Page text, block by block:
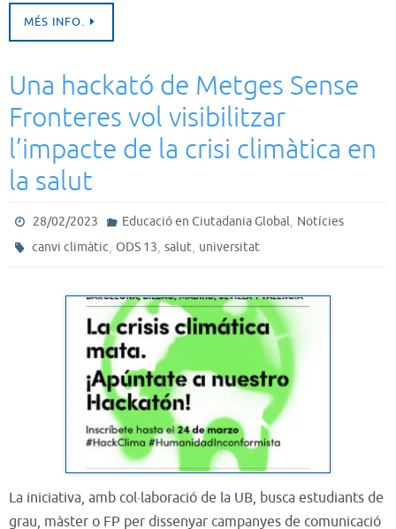
MÉS INFO.
Una hackató de Metges Sense
Fronteres vol visibilitzar
l’impacte de la crisi climàtica en
la salut
28/02/2023 Educació en Ciutadania Global, Notícies
canvi climàtic,ODS 13,salut, universitat
La iniciativa, amb col·laboració de la UB, busca estudiants de
grau, màster o FP per dissenyar campanyes de comunicació